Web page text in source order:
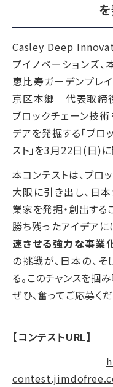
Casley Deep
プイノベーションズ
恵比寿ガーデンプレ
京区本郷 代表取締役
ブロックチェーン技
デアを発掘する「ブロ
スト」を3月22日(日)に
本コンテストは、ブロ
大限に引き出し、日
業家を発掘・創出する
勝ち残ったアイデアに
速させる強力な事業
の挑戦が、日本の、
る。このチャンスを掴み
ぜひ、奮ってご応募くだ
【コンテストURL】